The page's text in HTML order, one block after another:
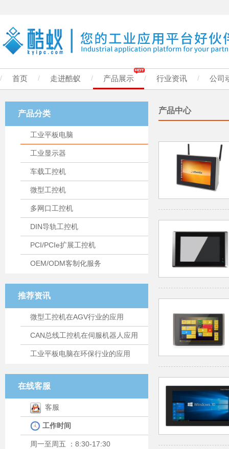
/ 首页 / 走进酷蚁 / 产品展示 / 行业资讯 / 公司
产品分类
工业平板电脑
工业显示器
车载工控机
微型工控机
多网口工控机
DIN导轨工控机
PCI/PCIe扩展工控机
OEM/ODM客制化服务
推荐资讯
微型工控机在AGV行业的应用
CAN总线工控机在伺服机器人应用
工业平板电脑在环保行业的应用
在线客服
客服
工作时间
周一至周五 ：8:30-17:30
产品中心